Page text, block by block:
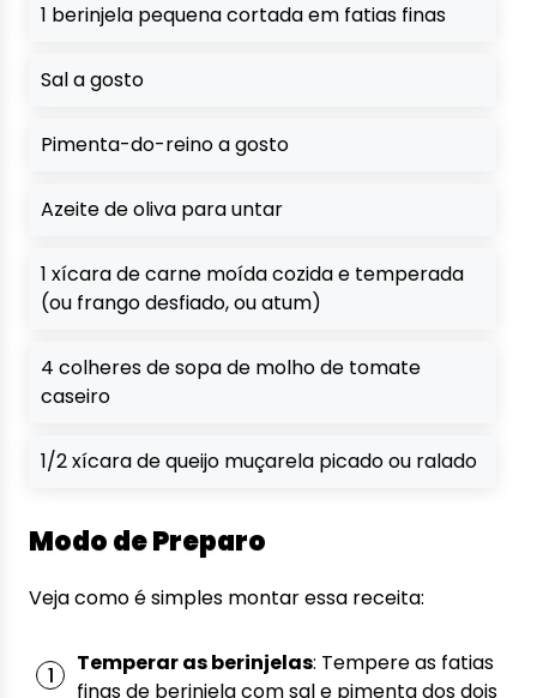
1 berinjela pequena cortada em fatias finas
Sal a gosto
Pimenta-do-reino a gosto
Azeite de oliva para untar
1 xícara de carne moída cozida e temperada
(ou frango desfiado, ou atum)
4 colheres de sopa de molho de tomate
caseiro
1/2 xícara de queijo muçarela picado ou ralado
Modo de Preparo
Veja como é simples montar essa receita:
Temperar as berinjelas: Tempere as fatias
finas de berinjela com sal e pimenta dos dois